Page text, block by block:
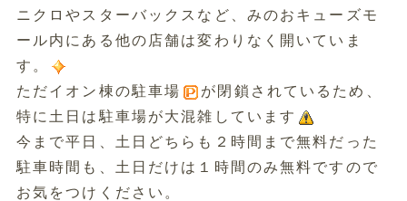
ニクロやスターバックスなど、みのおキューズモ
ール内にある他の店舗は変わりなく開いていま
す。
ただイオン棟の駐車場
が閉鎖されているため、
特に土日は駐車場が大混雑しています
今まで平日、土日どちらも２時間まで無料だった
駐車時間も、土日だけは１時間のみ無料ですので
お気をつけください。